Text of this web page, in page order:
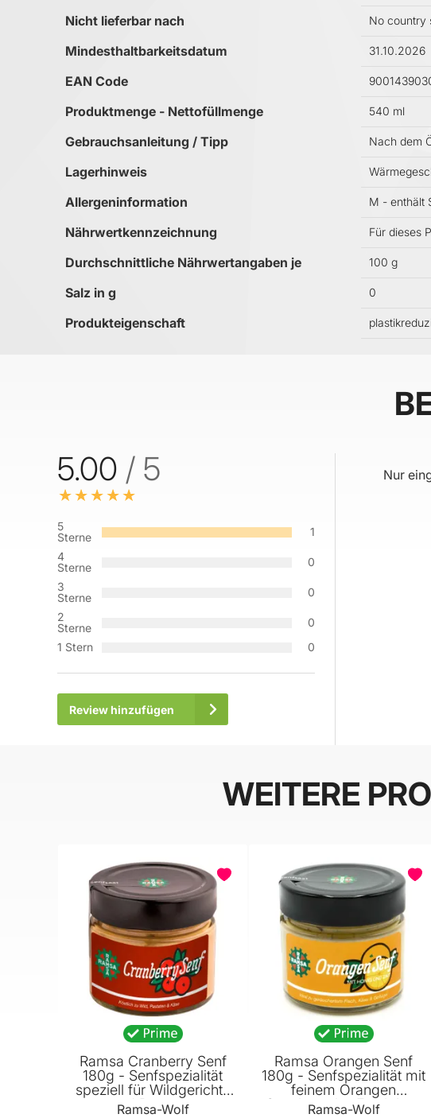
Nicht lieferbar nach No country
Mindesthaltbarkeitsdatum 31.10.2026
EAN Code
Produktmenge - Nettofüllmenge 540 ml
Gebrauchsanleitung / Tipp Nach dem
Lagerhinweis
Allergeninformation M - enthält
Nährwertkennzeichnung Für dieses
Durchschnittliche Nährwertangaben je 100 g
Salz in g 0
Produkteigenschaft
5.00 / 5
5
Sterne
1
4
Sterne
0
3
Sterne
0
2
Sterne
0
1 Stern
0
Review hinzufügen
Nur
WEITERE
Ramsa Cranberry Senf
180g - Senfspezialität
speziell für Wildgerichte
und Pasteten
Ramsa-Wolf
Ramsa Orangen Senf
180g - Senfspezialität mit
feinem Orangen
Geschmack - Fruchtiges
Ramsa-Wolf